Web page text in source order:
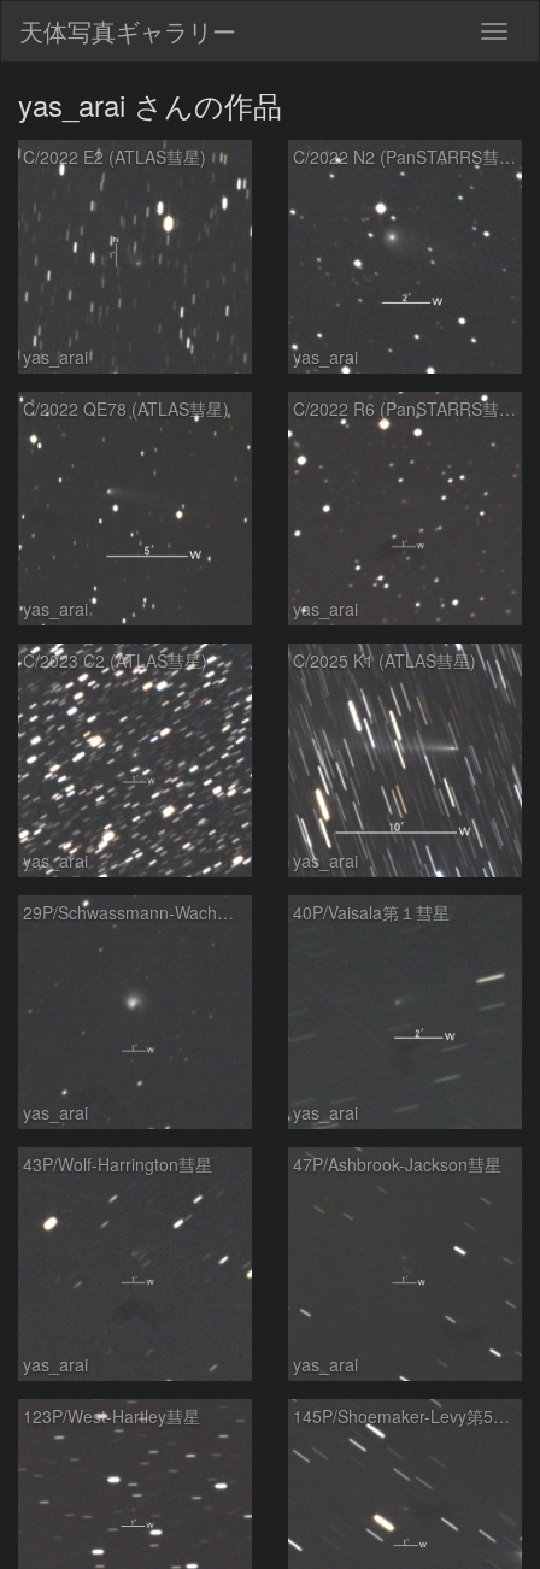
天体写真ギャラリー
yas_arai さんの作品
C/2022 E2 (ATLAS彗星)
yas_arai
C/2022 N2 (PanSTARRS彗星)
yas_arai
C/2022 QE78 (ATLAS彗星)
yas_arai
C/2022 R6 (PanSTARRS彗星)
yas_arai
C/2023 C2 (ATLAS彗星)
yas_arai
C/2025 K1 (ATLAS彗星)
yas_arai
29P/Schwassmann-Wachmann第1彗星
yas_arai
40P/Vaisala第１彗星
yas_arai
43P/Wolf-Harrington彗星
yas_arai
47P/Ashbrook-Jackson彗星
yas_arai
123P/West-Hartley彗星 145P/Shoemaker-Levy第5彗星